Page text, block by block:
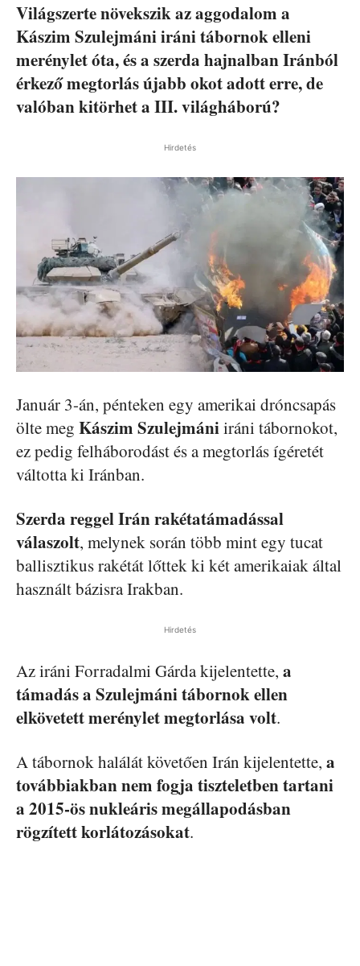
Világszerte növekszik az aggodalom a
Kászim Szulejmáni iráni tábornok elleni
merénylet óta, és a szerda hajnalban Iránból
érkező megtorlás újabb okot adott erre, de
valóban kitörhet a III. világháború?
Hirdetés
Január 3-án, pénteken egy amerikai dróncsapás
ölte meg Kászim Szulejmániiráni tábornokot,
ez pedig felháborodást és a megtorlás ígéretét
váltotta ki Iránban.
Szerda reggel Irán rakétatámadással
válaszolt, melynek során több mint egy tucat
ballisztikus rakétát lőttek ki két amerikaiak által
használt bázisra Irakban.
Hirdetés
Az iráni Forradalmi Gárda kijelentette, a
támadás a Szulejmáni tábornok ellen
elkövetett merénylet megtorlása volt.
A tábornok halálát követően Irán kijelentette, a
továbbiakban nem fogja tiszteletben tartani
a 2015-ös nukleáris megállapodásban
rögzített korlátozásokat.